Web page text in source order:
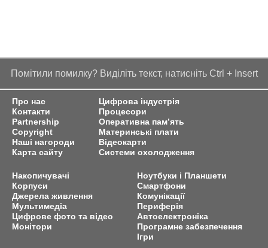
Помітили помилку? Виділіть текст, натисніть Ctrl + Insert
Про нас
Контакти
Partnership
Copyright
Наші нагороди
Карта сайту
Цифрова індустрія
Процесори
Оперативна пам’ять
Материнські плати
Відеокарти
Системи охолодження
Накопичувачі
Корпуси
Джерела живлення
Мультимедіа
Цифрове фото та відео
Монітори
Ноутбуки і Планшети
Смартфони
Комунікації
Периферія
Автоелектроніка
Програмне забезпечення
Ігри